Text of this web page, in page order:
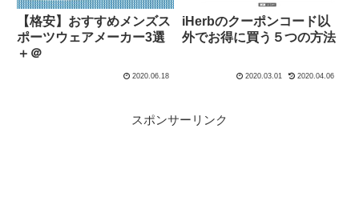
【格安】おすすめメンズス
ポーツウェアメーカー3選
＋＠
2020.06.18
iHerbのクーポンコード以
外でお得に買う５つの方法
2020.03.01 2020.04.06
スポンサーリンク